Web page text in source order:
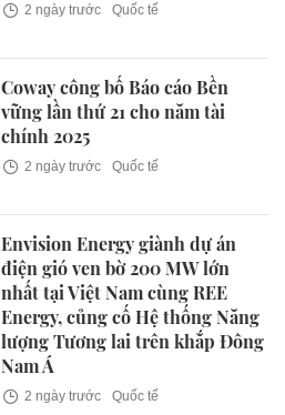
2 ngày trước Quốc tế
Coway công bố Báo cáo Bền
vững lần thứ 21 cho năm tài
chính 2025
2 ngày trước Quốc tế
Envision Energy giành dự án
điện gió ven bờ 200 MW lớn
nhất tại Việt Nam cùng REE
Energy, củng cố Hệ thống Năng
lượng Tương lai trên khắp Đông
Nam Á
2 ngày trước Quốc tế